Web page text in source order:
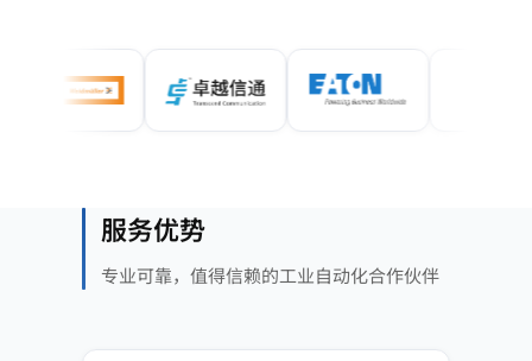
服务优势
专业可靠，值得信赖的工业自动化合作伙伴